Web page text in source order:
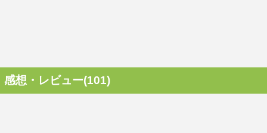
感想・レビュー(101)